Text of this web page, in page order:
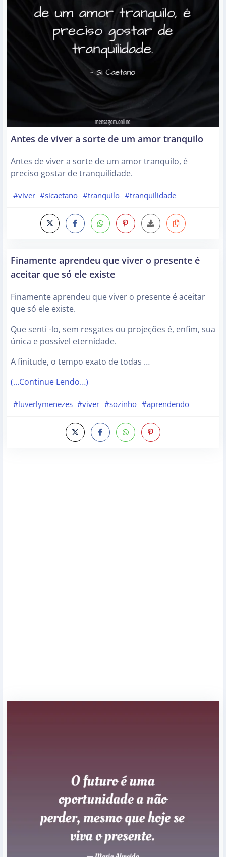
Antes de viver a sorte de um amor tranquilo
Antes de viver a sorte de um amor tranquilo, é
preciso gostar de tranquilidade.
#viver #sicaetano #tranquilo #tranquilidade
Finamente aprendeu que viver o presente é
aceitar que só ele existe
Finamente aprendeu que viver o presente é aceitar
que só ele existe.
Que senti -lo, sem resgates ou projeções é, enfim, sua
única e possível eternidade.
A finitude, o tempo exato de todas …
(…Continue Lendo…)
#luverlymenezes #viver #sozinho #aprendendo